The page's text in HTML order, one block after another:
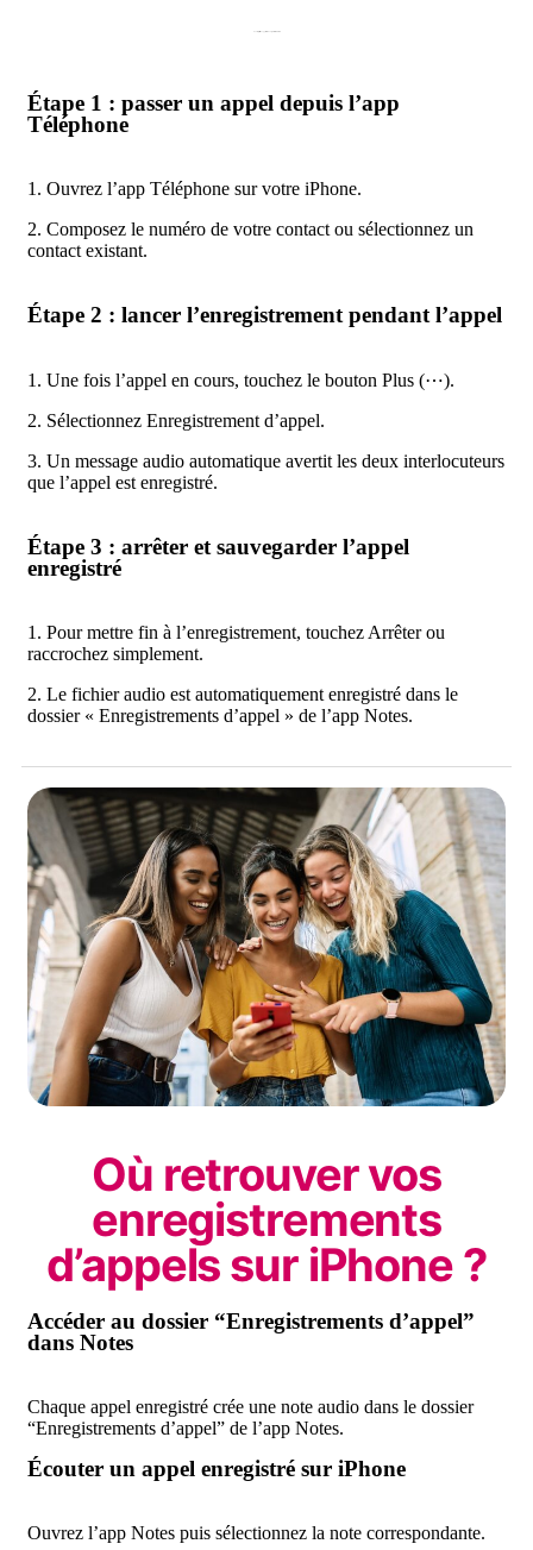
Étape 1 : passer un appel depuis l’app
Téléphone
1. Ouvrez l’app Téléphone sur votre iPhone.
2. Composez le numéro de votre contact ou sélectionnez un
contact existant.
Étape 2 : lancer l’enregistrement pendant l’appel
1. Une fois l’appel en cours, touchez le bouton Plus (⋯).
2. Sélectionnez Enregistrement d’appel.
3. Un message audio automatique avertit les deux interlocuteurs
que l’appel est enregistré.
Étape 3 : arrêter et sauvegarder l’appel
enregistré
1. Pour mettre fin à l’enregistrement, touchez Arrêter ou
raccrochez simplement.
2. Le fichier audio est automatiquement enregistré dans le
dossier « Enregistrements d’appel » de l’app Notes.
Où retrouver vos
enregistrements
d’appels sur iPhone ?
Accéder au dossier “Enregistrements d’appel”
dans Notes
Chaque appel enregistré crée une note audio dans le dossier
“Enregistrements d’appel” de l’app Notes.
Écouter un appel enregistré sur iPhone
Ouvrez l’app Notes puis sélectionnez la note correspondante.